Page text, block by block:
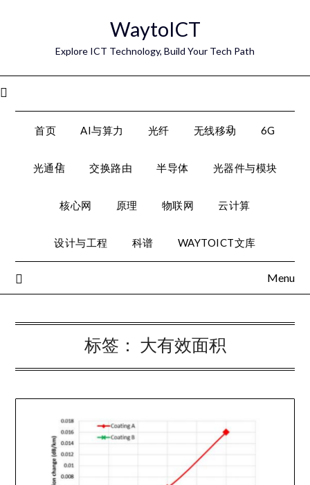
WaytoICT
Explore ICT Technology, Build Your Tech Path
首页 AI与算力 光纤 无线移动 6G
光通信 交换路由 半导体 光器件与模块
核心网 原理 物联网 云计算
设计与工程 科谱 WAYTOICT文库
Menu
标签： 大有效面积